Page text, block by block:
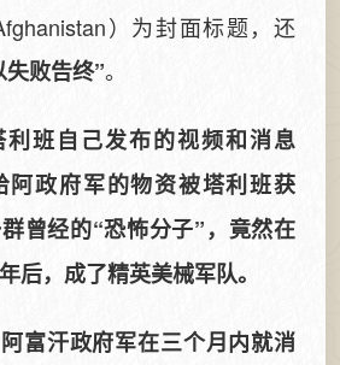
）为封面标题，还
败告终”。
班自己发布的视频和消息
阿政府军的物资被塔利班获
曾经的“恐怖分子”，竟然在
后，成了精英美械军队。
阿富汗政府军在三个月内就消